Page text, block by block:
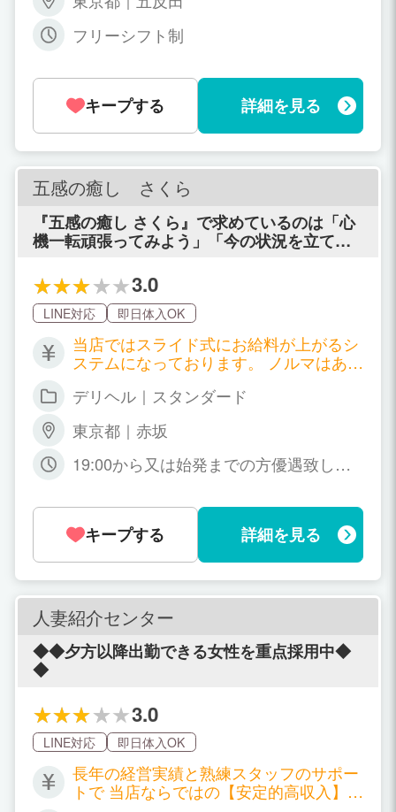
フリーシフト制
キープする 詳細を見る
五感の癒し さくら
『五感の癒し さくら』で求めているのは「心
機一転頑張ってみよう」「今の状況を立て直
といいます◎そのため経験は不問！未経験の
方には女性スタッフさんが丁寧に講習してく
れるといいますから、安心して応募できるで
しょう。身バレ対策も徹底してくれるみたい
だから、家族や友人にナイショで働きたい方
にもおすすめです！また同店は大人の女性の
癒やしを大切にしており、30～50代の大人の
女性が稼ぎやすい環境だそう♪しかも本指名数
や出勤日数・リピーター数に応じてバック率
が上がっていくため、収入アップも夢ではな
いようですよ☆
3.0
LINE対応 即日体入OK
当店ではスライド式にお給料が上がるシ
ステムになっております。 ノルマはあり
ター数、写メ日記投稿などの努力に応じ
バック10000円まで上がるシステムにな
っております。 尚本指名ですとプラス3
000円、N指名ですとプラス1000円が付
デリヘル｜スタンダード
東京都｜赤坂
19:00から又は始発までの方優遇致しま
です。 完全自由出勤制アルバイト感覚で
お仕事して下さいね。 ※男女ドライバー
同時募集
キープする 詳細を見る
人妻紹介センター
◆◆夕方以降出勤できる女性を重点採用中◆
◆
3.0
LINE対応 即日体入OK
長年の経営実績と熟練スタッフのサポー
トで 当店ならではの【安定的高収入】を